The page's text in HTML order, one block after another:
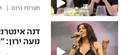
מערכת היום
דנה
נועה